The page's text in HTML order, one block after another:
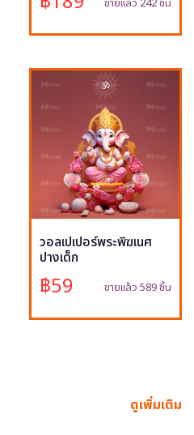
วอลเปเปอร์พระพิฆเนศ
ปางเด็ก
฿59 ขายแล้ว 589 ชิ้น
ดูเพิ่มเติม